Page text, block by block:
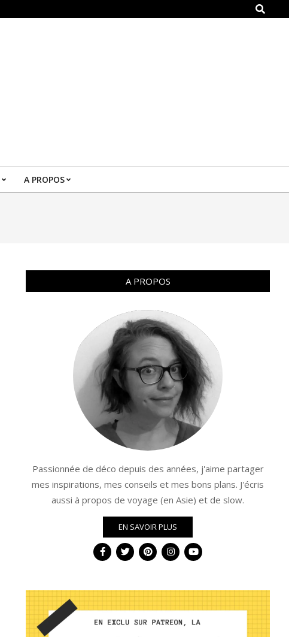
Search
A PROPOS
A PROPOS
Passionnée de déco depuis des années, j'aime partager
mes inspirations, mes conseils et mes bons plans. J'écris
aussi à propos de voyage (en Asie) et de slow.
EN SAVOIR PLUS